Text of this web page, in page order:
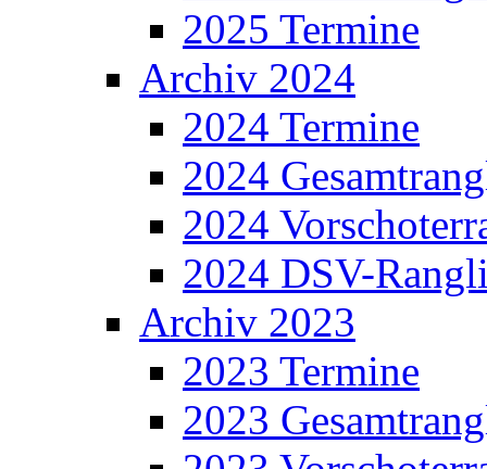
2025 Termine
Archiv 2024
2024 Termine
2024
2024
2024 DSV-
Archiv 2023
2023 Termine
2023